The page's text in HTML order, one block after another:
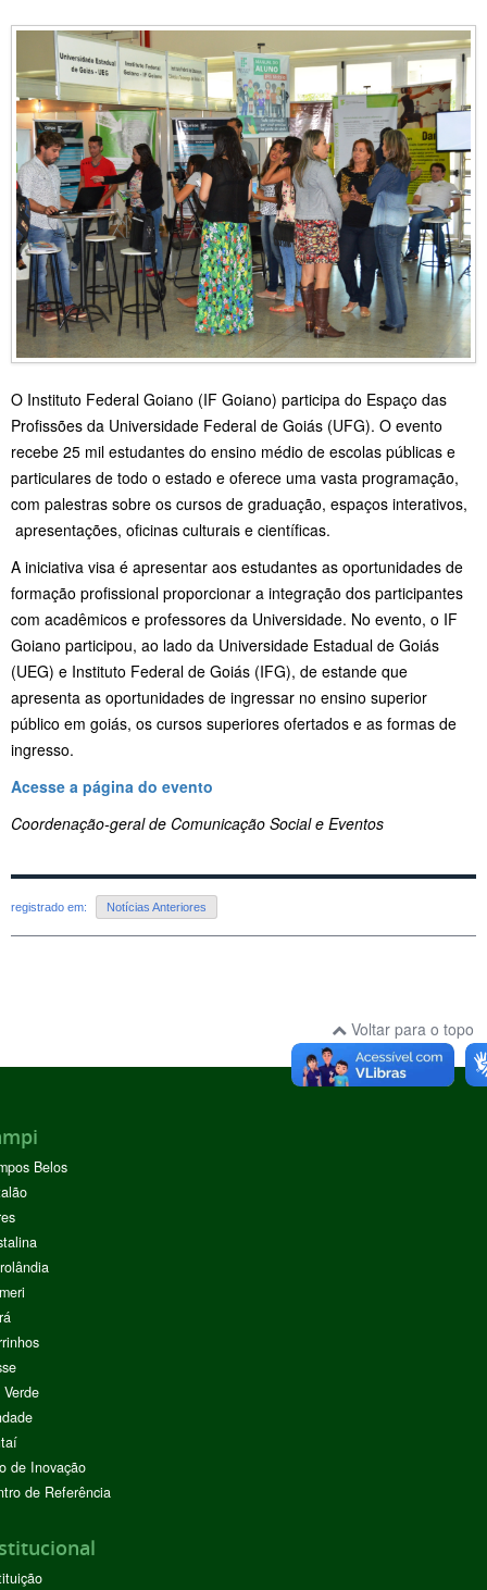
O Instituto Federal Goiano (IF Goiano) participa do Espaço das
Profissões da Universidade Federal de Goiás (UFG). O evento
recebe 25 mil estudantes do ensino médio de escolas públicas e
particulares de todo o estado e oferece uma vasta programação,
com palestras sobre os cursos de graduação, espaços interativos,
apresentações, oficinas culturais e científicas.
A iniciativa visa é apresentar aos estudantes as oportunidades de
formação profissional proporcionar a integração dos participantes
com acadêmicos e professores da Universidade. No evento, o IF
Goiano participou, ao lado da Universidade Estadual de Goiás
(UEG) e Instituto Federal de Goiás (IFG), de estande que
apresenta as oportunidades de ingressar no ensino superior
público em goiás, os cursos superiores ofertados e as formas de
ingresso.
Acesse a página do evento
Coordenação-geral de Comunicação Social e Eventos
registrado em: Notícias Anteriores
Voltar para o topo
Belos
de Inovação
de Referência